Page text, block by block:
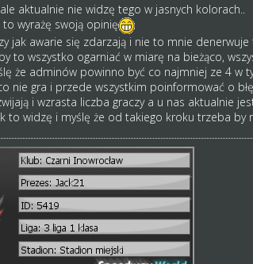
aktualnie nie widzę tego w jasnych kolorach..
wyrażę swoją opinię
jak awarie się zdarzają i nie to mnie
to wszystko ogarniać w miarę na bieżąco,
że adminów powinno być co najmniej ze 4 w
nie gra i przede wszystkim poinformować o
i wzrasta liczba graczy a u nas aktualnie
to widzę i myślę że od takiego kroku trzeba by